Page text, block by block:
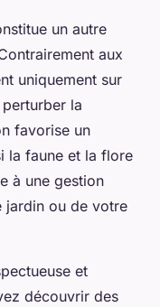
un autre
aux
uniquement sur
la
favorise un
la faune et la flore
à une gestion
jardin ou de votre
et
découvrir des